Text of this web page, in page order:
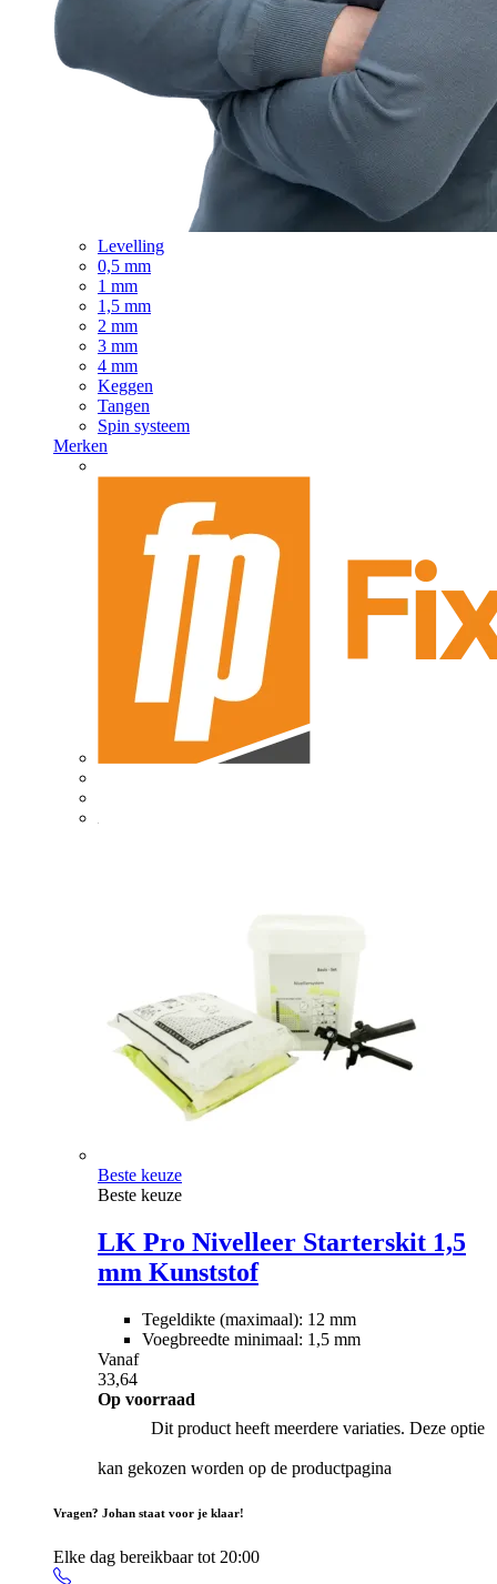
Levelling
0,5 mm
1 mm
1,5 mm
2 mm
3 mm
4 mm
Keggen
Tangen
Spin systeem
Merken
Beste keuze
Beste keuze
LK Pro Nivelleer Starterskit 1,5
mm Kunststof
Tegeldikte (maximaal): 12 mm
Voegbreedte minimaal: 1,5 mm
Vanaf
33,64
Op voorraad
Dit product heeft meerdere variaties. Deze optie
kan gekozen worden op de productpagina
Vragen? Johan staat voor je klaar!
Elke dag bereikbaar tot 20:00